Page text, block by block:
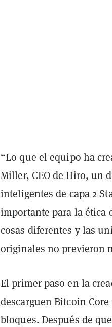
“Lo que el equipo ha
Miller, CEO de Hiro, un
inteligentes de capa 2
importante para la ética
cosas diferentes y las
originales no previeron
El primer paso en la
descarguen Bitcoin
bloques. Después de